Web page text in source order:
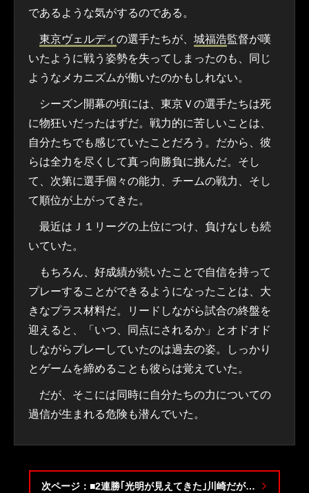
であるような気がするのである。
東京ヴェルディの選手たちが、 城福浩監督が嘆
いたように戦う姿勢を失ってしまったのも、同じ
ようなメカニズムが働いたのかもしれない。
シーズン開幕の頃には、東京Ｖの選手たちは死
に物狂いだったはずだ。戦力的に苦しいことは、
自分たちでも感じていたことだろう。だから、彼
らは全力を尽くして真っ向勝負に挑んだ。そし
て、次第に選手個々の能力、チームの戦力、そし
て順位が上がってきた。
最近はＪ１リーグの上位につけ、負けなしも続
いていた。
もちろん、好成績が続いたことで自信を持って
プレーすることができるようになったことは、大
きなプラス材料だ。リードしながら試合の終盤を
迎えると、「いつ、同点にされるか」とオドオド
しながらプレーしていたのは過去の姿。しっかり
とゲームを締めることも彼らは覚えていた。
だが、そこには同時に自分たちの力についての
過信が生まれる危険も潜んでいた。
次ページ：■2連勝｢光明が見えてきた｣川崎だが…